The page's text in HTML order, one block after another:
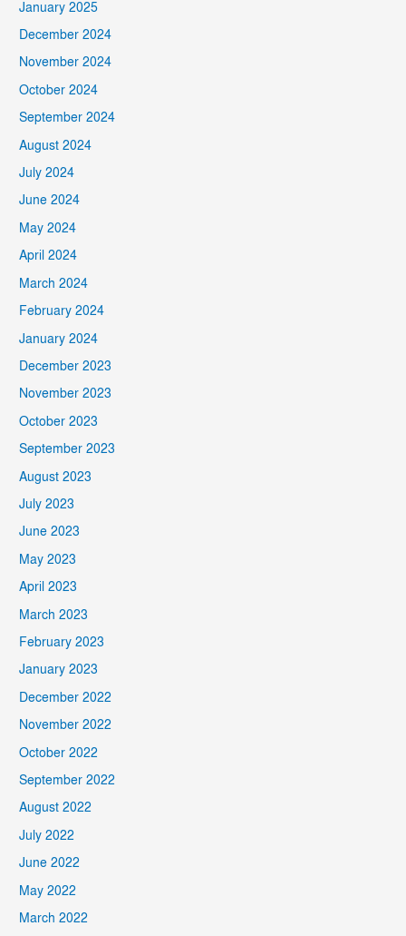
January 2025
December 2024
November 2024
October 2024
September 2024
August 2024
July 2024
June 2024
May 2024
April 2024
March 2024
February 2024
January 2024
December 2023
November 2023
October 2023
September 2023
August 2023
July 2023
June 2023
May 2023
April 2023
March 2023
February 2023
January 2023
December 2022
November 2022
October 2022
September 2022
August 2022
July 2022
June 2022
May 2022
March 2022